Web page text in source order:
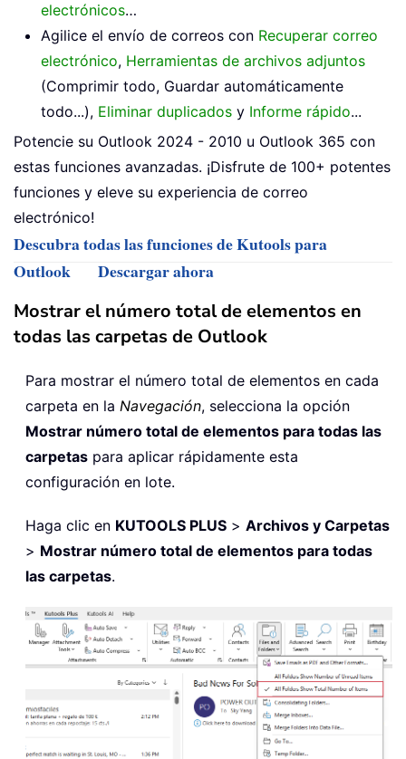
electrónicos…
Agilice el envío de correos con Recuperar correo
electrónico, Herramientas de archivos adjuntos
(Comprimir todo, Guardar automáticamente
todo...), Eliminar duplicados y Informe rápido...
Potencie su Outlook 2024 - 2010 u Outlook 365 con
estas funciones avanzadas. ¡Disfrute de 100+ potentes
funciones y eleve su experiencia de correo
electrónico!
Descubra todas las funciones de Kutools para
Outlook
Descargar ahora
Mostrar el número total de elementos en
todas las carpetas de Outlook
Para mostrar el número total de elementos en cada
carpeta en la Navegación, selecciona la opción
Mostrar número total de elementos para todas las
carpetas para aplicar rápidamente esta
configuración en lote.
Haga clic en KUTOOLS PLUS > Archivos y Carpetas
> Mostrar número total de elementos para todas
las carpetas.